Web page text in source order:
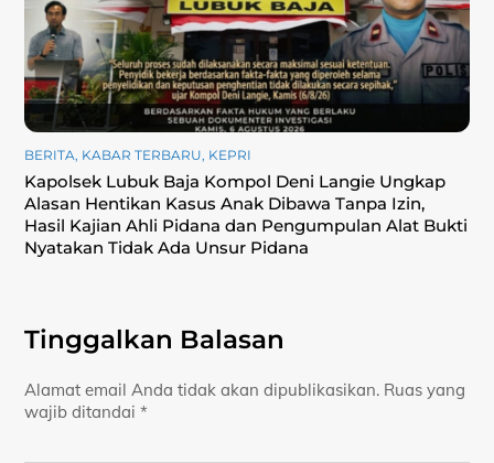
BERITA, KABAR TERBARU, KEPRI
Kapolsek Lubuk Baja Kompol Deni Langie Ungkap
Alasan Hentikan Kasus Anak Dibawa Tanpa Izin,
Hasil Kajian Ahli Pidana dan Pengumpulan Alat Bukti
Nyatakan Tidak Ada Unsur Pidana
Tinggalkan Balasan
Alamat email Anda tidak akan dipublikasikan. Ruas yang
wajib ditandai*